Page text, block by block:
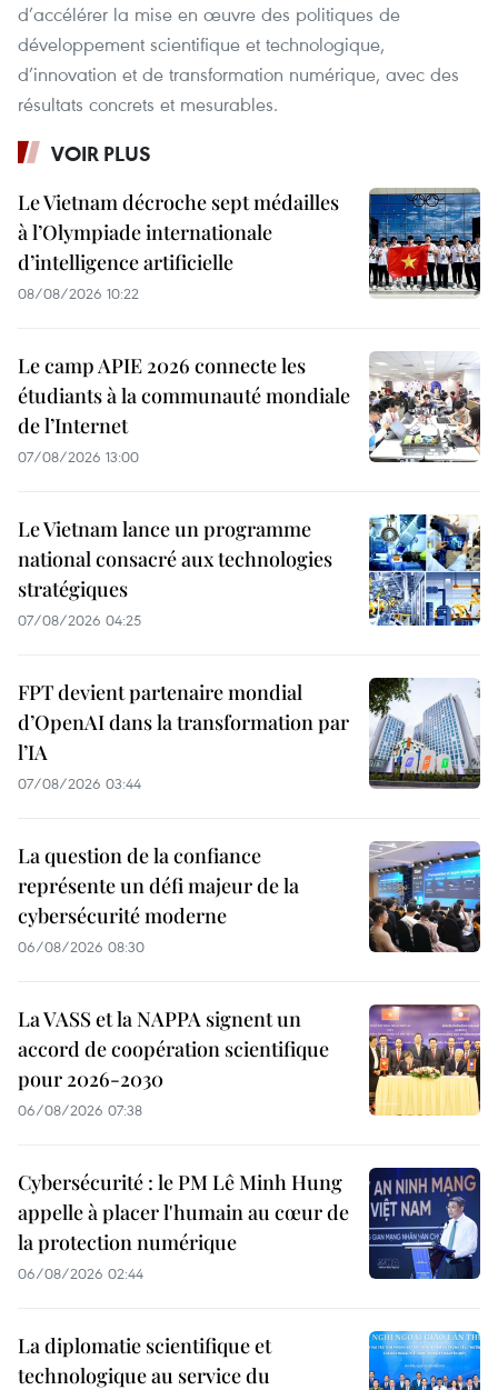
d’accélérer la mise en œuvre des politiques de
développement scientifique et technologique,
d’innovation et de transformation numérique, avec des
résultats concrets et mesurables.
VOIR PLUS
Le Vietnam décroche sept médailles
à l’Olympiade internationale
d’intelligence artificielle
08/08/2026 10:22
Le camp APIE 2026 connecte les
étudiants à la communauté mondiale
de l’Internet
07/08/2026 13:00
Le Vietnam lance un programme
national consacré aux technologies
stratégiques
07/08/2026 04:25
FPT devient partenaire mondial
d’OpenAI dans la transformation par
l’IA
07/08/2026 03:44
La question de la confiance
représente un défi majeur de la
cybersécurité moderne
06/08/2026 08:30
La VASS et la NAPPA signent un
accord de coopération scientifique
pour 2026-2030
06/08/2026 07:38
Cybersécurité : le PM Lê Minh Hung
appelle à placer l'humain au cœur de
la protection numérique
06/08/2026 02:44
La diplomatie scientifique et
technologique au service du